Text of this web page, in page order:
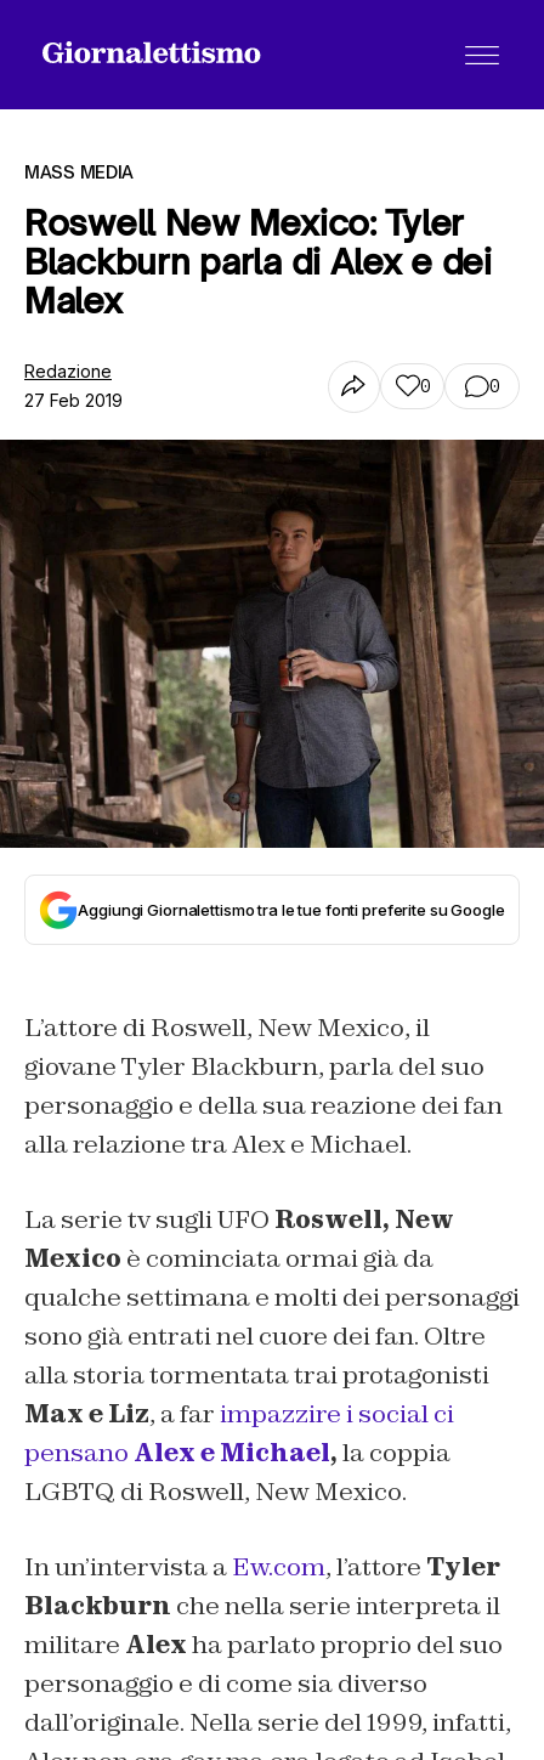
Tutti gli articoli
Chi siamo
Contatti
MASS MEDIA
Roswell New Mexico: Tyler
Blackburn parla di Alex e dei
Malex
Redazione
27 Feb 2019
0 0
Aggiungi Giornalettismo tra le tue fonti preferite su Google
L’attore di Roswell, New Mexico, il
giovane Tyler Blackburn, parla del suo
personaggio e della sua reazione dei fan
alla relazione tra Alex e Michael.
La serie tv sugli UFO Roswell, New
Mexico è cominciata ormai già da
qualche settimana e molti dei personaggi
sono già entrati nel cuore dei fan. Oltre
alla storia tormentata trai protagonisti
Max e Liz, a farimpazzire i social ci
pensano Alex e Michael,la coppia
LGBTQ di Roswell, New Mexico.
In un’intervista aEw.com, l’attore Tyler
Blackburn che nella serie interpreta il
militare Alexha parlato proprio del suo
personaggio e di come sia diverso
dall’originale. Nella serie del 1999, infatti,